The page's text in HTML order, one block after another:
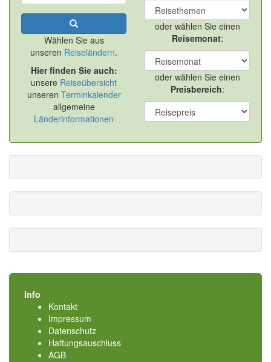
Wählen Sie aus
unseren Reiseländern.
Hier finden Sie auch:
unsere Reiseübersicht
unseren Terminkalender
allgemeine
Länderinformationen
oder wählen Sie einen
Reisemonat:
oder wählen Sie einen
Preisbereich:
Info
Kontakt
Impressum
Datenschutz
Haftungsauschluss
AGB